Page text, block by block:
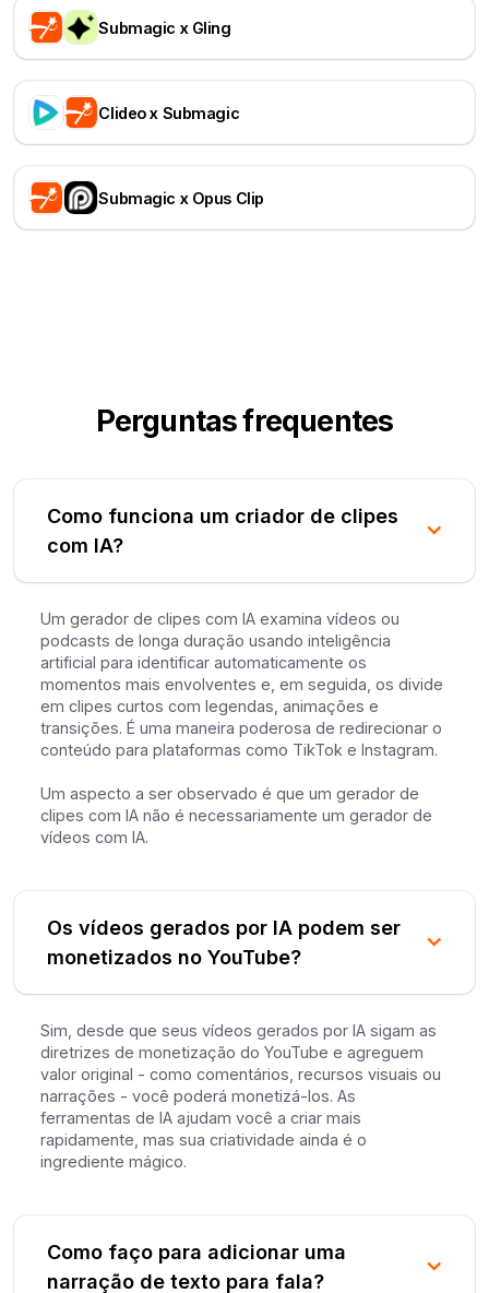
Submagic x Gling
Clideo x Submagic
Submagic x Opus Clip
Perguntas frequentes
Como funciona um criador de clipes
com IA?
Um gerador de clipes com IA examina vídeos ou
podcasts de longa duração usando inteligência
artificial para identificar automaticamente os
momentos mais envolventes e, em seguida, os divide
em clipes curtos com legendas, animações e
transições. É uma maneira poderosa de redirecionar o
conteúdo para plataformas como TikTok e Instagram.
Um aspecto a ser observado é que um gerador de
clipes com IA não é necessariamente um gerador de
vídeos com IA.
Os vídeos gerados por IA podem ser
monetizados no YouTube?
Sim, desde que seus vídeos gerados por IA sigam as
diretrizes de monetização do YouTube e agreguem
valor original - como comentários, recursos visuais ou
narrações - você poderá monetizá-los. As
ferramentas de IA ajudam você a criar mais
rapidamente, mas sua criatividade ainda é o
ingrediente mágico.
Como faço para adicionar uma
narração de texto para fala?